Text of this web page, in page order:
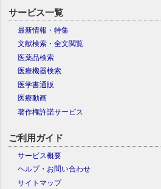
サービス一覧
最新情報・特集
文献検索・全文閲覧
医薬品検索
医療機器検索
医学書通販
医療動画
著作権許諾サービス
ご利用ガイド
サービス概要
ヘルプ・お問い合わせ
サイトマップ